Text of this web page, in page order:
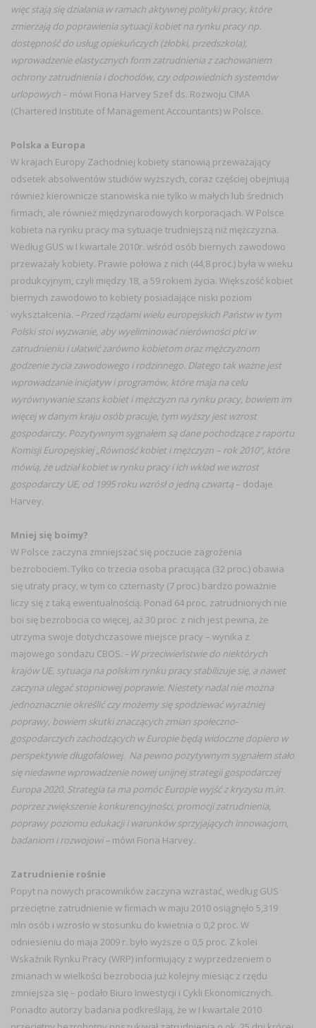
więc stają się działania w ramach aktywnej polityki pracy, które
zmierzają do poprawienia sytuacji kobiet na rynku pracy np.
dostępność do usług opiekuńczych (żłobki, przedszkola),
wprowadzenie elastycznych form zatrudnienia z zachowaniem
ochrony zatrudnienia i dochodów, czy odpowiednich systemów
urlopowych – mówi Fiona Harvey Szef ds. Rozwoju CIMA
(Chartered Institute of Management Accountants) w Polsce.
Polska a Europa
W krajach Europy Zachodniej kobiety stanowią przeważający
odsetek absolwentów studiów wyższych, coraz częściej obejmują
również kierownicze stanowiska nie tylko w małych lub średnich
firmach, ale również międzynarodowych korporacjach. W Polsce
kobieta na rynku pracy ma sytuacje trudniejszą niż mężczyzna.
Według GUS w I kwartale 2010r. wśród osób biernych zawodowo
przeważały kobiety. Prawie połowa z nich (44,8 proc.) była w wieku
produkcyjnym, czyli między 18, a 59 rokiem życia. Większość kobiet
biernych zawodowo to kobiety posiadające niski poziom
wykształcenia. –Przed rządami wielu europejskich Państw w tym
Polski stoi wyzwanie, aby wyeliminować nierówności płci w
zatrudnieniu i ułatwić zarówno kobietom oraz mężczyznom
godzenie życia zawodowego i rodzinnego. Dlatego tak ważne jest
wprowadzanie inicjatyw i programów, które maja na celu
wyrównywanie szans kobiet i mężczyzn na rynku pracy, bowiem im
więcej w danym kraju osób pracuje, tym wyższy jest wzrost
gospodarczy. Pozytywnym sygnałem są dane pochodzące z raportu
Komisji Europejskiej „Równość kobiet i mężczyzn – rok 2010”, które
mówią, że udział kobiet w rynku pracy i ich wkład we wzrost
gospodarczy UE, od 1995 roku wzrósł o jedną czwartą – dodaje
Harvey.
Mniej się boimy?
W Polsce zaczyna zmniejszać się poczucie zagrożenia
bezrobociem. Tylko co trzecia osoba pracująca (32 proc.) obawia
się utraty pracy, w tym co czternasty (7 proc.) bardzo poważnie
liczy się z taką ewentualnością. Ponad 64 proc. zatrudnionych nie
boi się bezrobocia co więcej, aż 30 proc. z nich jest pewna, że
utrzyma swoje dotychczasowe miejsce pracy – wynika z
majowego sondażu CBOS. – W przeciwieństwie do niektórych
krajów UE, sytuacja na polskim rynku pracy stabilizuje się, a nawet
zaczyna ulegać stopniowej poprawie. Niestety nadal nie można
jednoznacznie określić czy możemy się spodziewać wyraźniej
poprawy, bowiem skutki znaczących zmian społeczno-
gospodarczych zachodzących w Europie będą widoczne dopiero w
perspektywie długofalowej. Na pewno pozytywnym sygnałem stało
się niedawne wprowadzenie nowej unijnej strategii gospodarczej
Europa 2020. Strategia ta ma pomóc Europie wyjść z kryzysu m.in.
poprzez zwiększenie konkurencyjności, promocji zatrudnienia,
poprawy poziomu edukacji i warunków sprzyjających innowacjom,
badaniom i rozwojowi – mówi Fiona Harvey.
Zatrudnienie rośnie
Popyt na nowych pracowników zaczyna wzrastać, według GUS
przeciętne zatrudnienie w firmach w maju 2010 osiągnęło 5,319
mln osób i wzrosło w stosunku do kwietnia o 0,2 proc. W
odniesieniu do maja 2009 r. było wyższe o 0,5 proc. Z kolei
Wskaźnik Rynku Pracy (WRP) informujący z wyprzedzeniem o
zmianach w wielkości bezrobocia już kolejny miesiąc z rzędu
zmniejsza się – podało Biuro Inwestycji i Cykli Ekonomicznych.
Ponadto autorzy badania podkreślają, że w I kwartale 2010